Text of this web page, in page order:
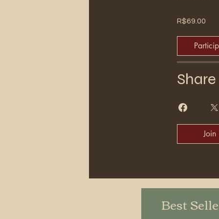
R$69.00
Share
Join
Best